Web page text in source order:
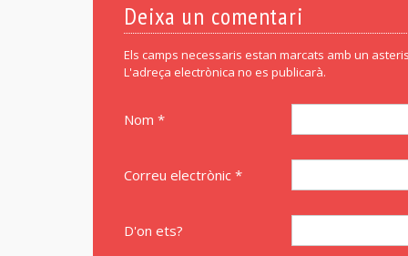
Deixa un comentari
Els camps necessaris estan marcats amb un
L'adreça electrònica no es publicarà.
Nom *
Correu electrònic *
D'on ets?